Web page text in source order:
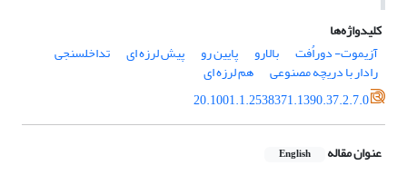
کلیدواژه‌ها
آزیموت- دوراُفت
بالارو پایین رو پیش لرزه ای تداخلسنجی
رادار با دریچه مصنوعی
هم لرزه ای
20.1001.1.2538371.1390.37.2.7.0
عنوان مقاله English